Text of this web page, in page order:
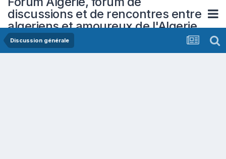
discussions et de rencontres entre
algeriens et amoureux de l'Algerie
Discussion générale